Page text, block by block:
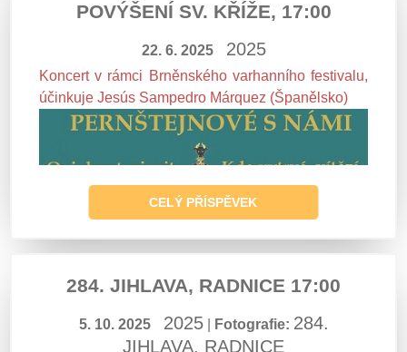
POVÝŠENÍ SV. KŘÍŽE, 17:00
22. 6. 2025 2025
Koncert v rámci Brněnského varhanního festivalu,
účinkuje Jesús Sampedro Márquez (Španělsko)
CELÝ PŘÍSPĚVEK
284. JIHLAVA, RADNICE 17:00
5. 10. 2025 2025 Fotografie: 284.
JIHLAVA, RADNICE